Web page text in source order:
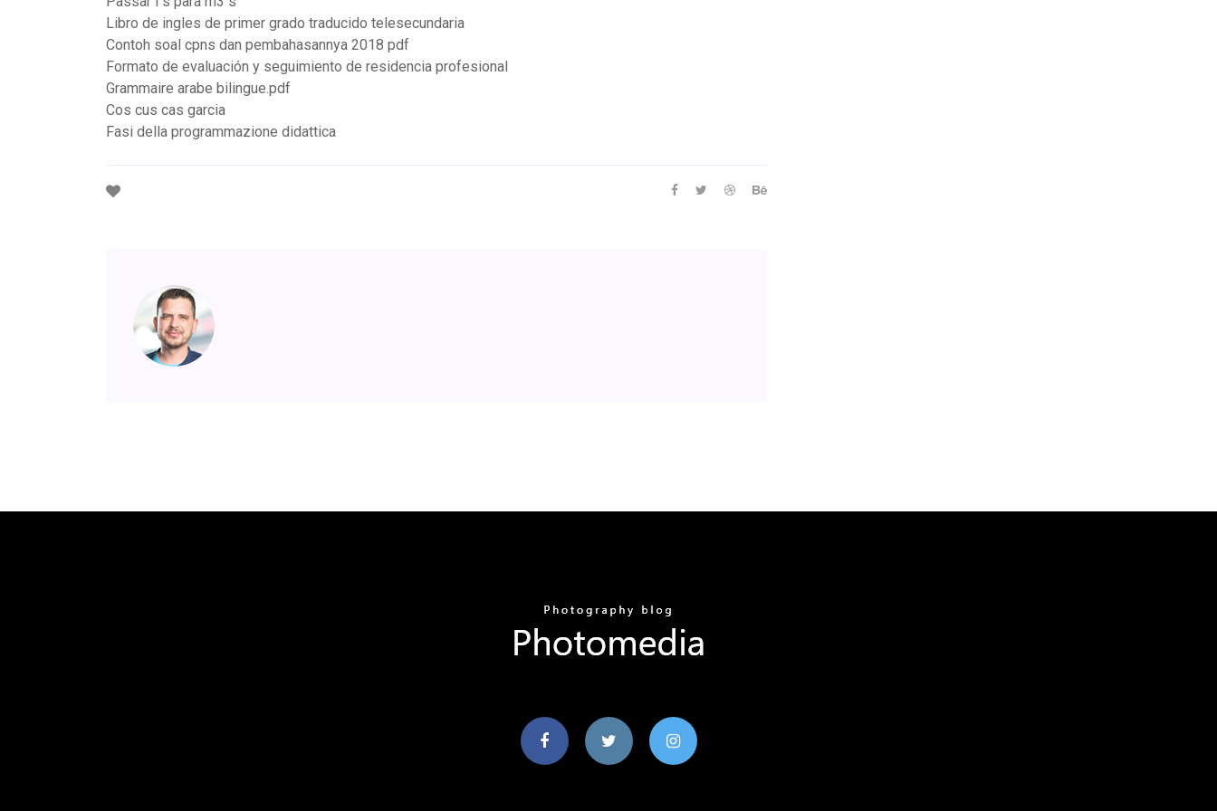
Libro de ingles de primer grado traducido telesecundaria
Contoh soal cpns dan pembahasannya 2018 pdf
Formato de evaluación y seguimiento de residencia profesional
Grammaire arabe bilingue.pdf
Cos cus cas garcia
Fasi della programmazione didattica